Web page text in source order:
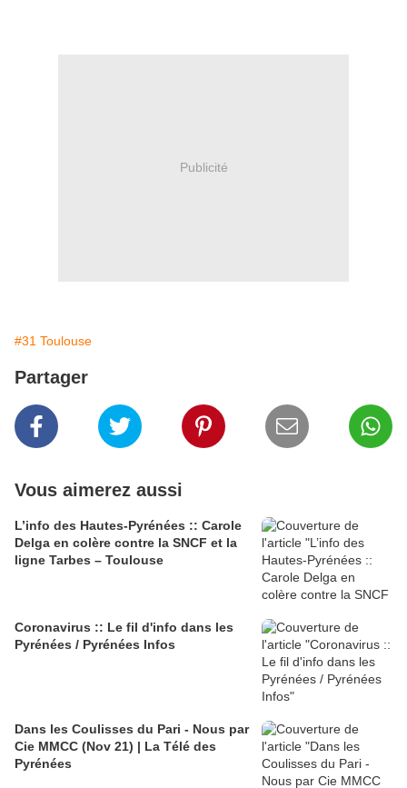
Publicité
#31 Toulouse
Partager
Vous aimerez aussi
L’info des Hautes-Pyrénées :: Carole
Delga en colère contre la SNCF et la
ligne Tarbes – Toulouse
Coronavirus :: Le fil d'info dans les
Pyrénées / Pyrénées Infos
Dans les Coulisses du Pari - Nous par
Cie MMCC (Nov 21) | La Télé des
Pyrénées